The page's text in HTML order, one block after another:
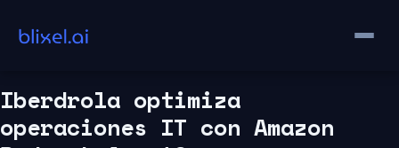
contenido
Iberdrola optimiza
operaciones IT con Amazon